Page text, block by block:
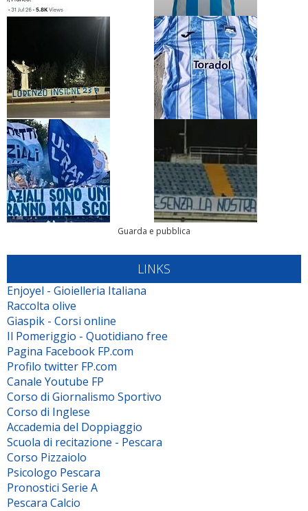
Guarda e pubblica
LINKS
Enjoyel - Gioielleria Italiana
Raccolta olive
Giaspik - Corsi online
Il Pomeriggio - Quotidiano free
Pagina Facebook FP.com
Profilo twitter FP.com
Canale Youtube FP
Corso di Giornalismo Sportivo
Corso di Inglese
Accademia del Doppiaggio
Scuola di recitazione - Pescara
Corso Pizzaiolo
Psicologo Pescara
Pronostici Serie A
Pescara Calcio